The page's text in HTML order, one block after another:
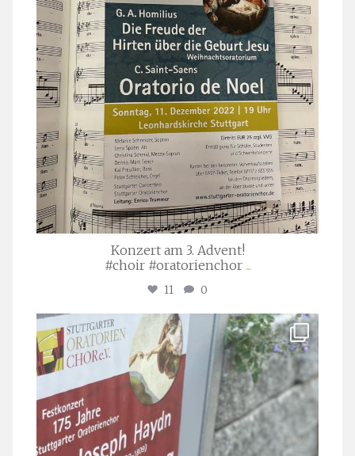
Konzert am 3. Advent!
#choir #oratorienchor ...
11 0
stuttgarter_oratorienchor
Juli 23